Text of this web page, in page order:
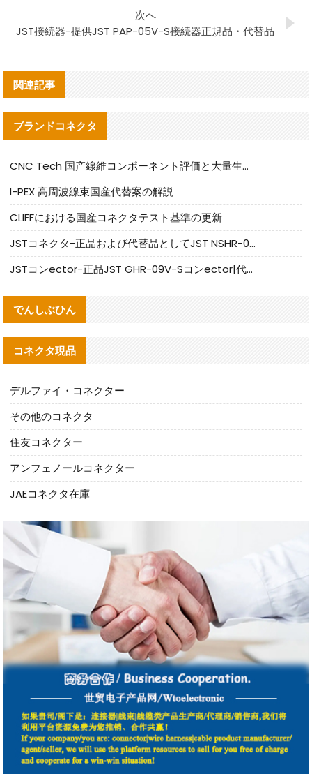
次へ
JST接続器-提供JST PAP-05V-S接続器正規品・代替品
関連記事
ブランドコネクタ
CNC Tech 国产線維コンポーネント評価と大量生産適合ガイド
I-PEX 高周波線束国産代替案の解説
CLIFFにおける国産コネクタテスト基準の更新
JSTコネクタ-正品および代替品としてJST NSHR-02V-Sコネクタを提供します
JSTコンector-正品JST GHR-09V-Sコンector|代替品提供
でんしぶひん
コネクタ現品
デルファイ・コネクター
その他のコネクタ
住友コネクター
アンフェノールコネクター
JAEコネクタ在庫